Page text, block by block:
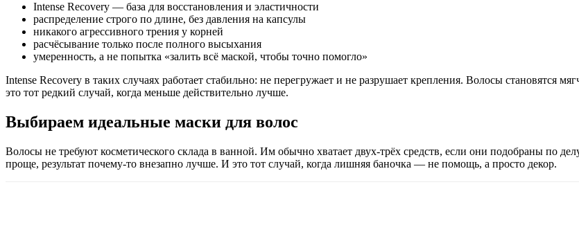
Intense Recovery — база для восстановления и эластичности
распределение строго по длине, без давления на капсулы
никакого агрессивного трения у корней
расчёсывание только после полного высыхания
умеренность, а не попытка «залить всё маской, чтобы точно помогло»
Intense Recovery в таких случаях работает стабильно: не перегружает и не разрушает крепления. Волосы становятся
это тот редкий случай, когда меньше действительно лучше.
Выбираем идеальные маски для волос
Волосы не требуют косметического склада в ванной. Им обычно хватает двух-трёх средств, если они подобраны по
проще, результат почему-то внезапно лучше. И это тот случай, когда лишняя баночка — не помощь, а просто декор.